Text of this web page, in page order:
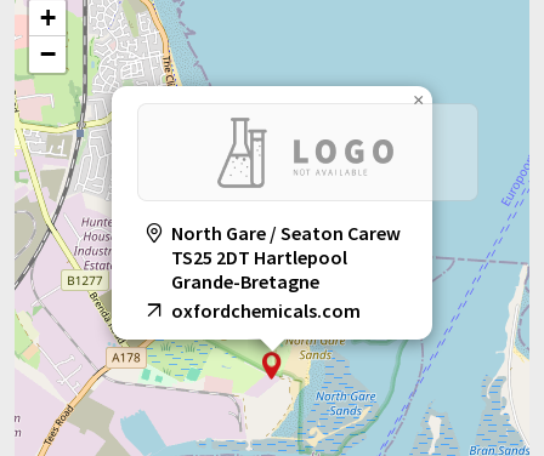
North Gare / Seaton Carew
TS25 2DT Hartlepool
Grande-Bretagne
oxfordchemicals.com
×
+
−